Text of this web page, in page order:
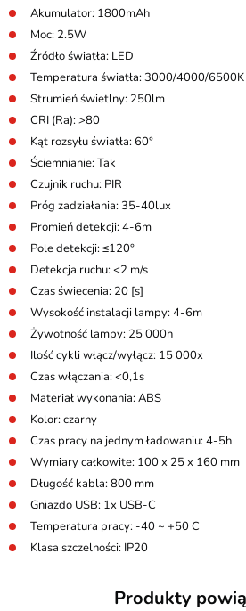
Akumulator: 1800mAh
Moc: 2.5W
Źródło światła: LED
Temperatura światła: 3000/4000/6500K
Strumień świetlny: 250lm
CRI (Ra): >80
Kąt rozsyłu światła: 60°
Ściemnianie: Tak
Czujnik ruchu: PIR
Próg zadziałania: 35-40lux
Promień detekcji: 4-6m
Pole detekcji: ≤120°
Detekcja ruchu: <2 m/s
Czas świecenia: 20 [s]
Wysokość instalacji lampy: 4-6m
Żywotność lampy: 25 000h
Ilość cykli włącz/wyłącz: 15 000x
Czas włączania: <0,1s
Materiał wykonania: ABS
Kolor: czarny
Czas pracy na jednym ładowaniu: 4-5h
Wymiary całkowite: 100 x 25 x 160 mm
Długość kabla: 800 mm
Gniazdo USB: 1x USB-C
Temperatura pracy: -40 ~ +50 C
Klasa szczelności: IP20
Produkty